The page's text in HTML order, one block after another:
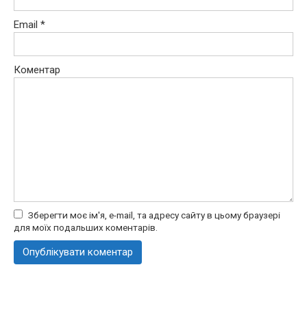
Email *
Коментар
Зберегти моє ім'я, e-mail, та адресу сайту в цьому браузері
для моїх подальших коментарів.